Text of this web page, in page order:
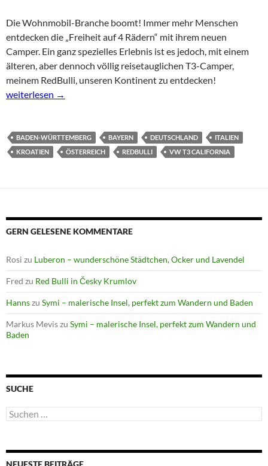
Die Wohnmobil-Branche boomt! Immer mehr Menschen
entdecken die „Freiheit auf 4 Rädern“ mit ihrem neuen
Camper. Ein ganz spezielles Erlebnis ist es jedoch, mit einem
älteren, aber dennoch völlig reisetauglichen T3-Camper,
meinem RedBulli, unseren Kontinent zu entdecken!
RedBulli – im T3 California auf Tour durch Europa
weiterlesen →
BADEN-WÜRTTEMBERG BAYERN DEUTSCHLAND
ITALIEN
KROATIEN
ÖSTERREICH REDBULLI VW T3 CALIFORNIA
GERN GELESENE KOMMENTARE
Rosi zu Luberon – wunderschöne Städtchen, Ocker und Lavendel
Fred zu Red Bulli in Česky Krumlov
Hannszu Symi – malerische Insel, perfekt zum Wandern und Baden
Markus Meviszu Symi – malerische Insel, perfekt zum Wandern und
Baden
SUCHE
Suchen
nach:
NEUESTE BEITRÄGE